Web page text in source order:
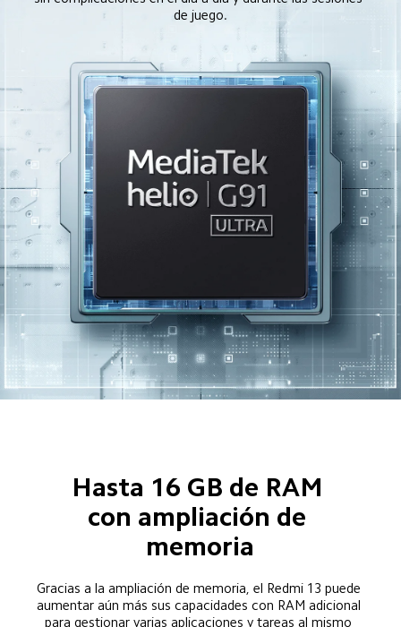
de juego.
Hasta 16 GB de RAM
con ampliación de
memoria
Gracias a la ampliación de memoria, el Redmi 13 puede
aumentar aún más sus capacidades con RAM adicional
para gestionar varias aplicaciones y tareas al mismo